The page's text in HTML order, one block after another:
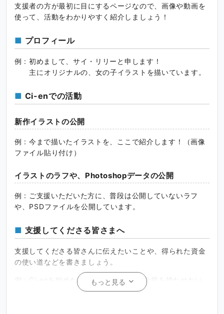
支援者の方が最初に目にするページなので、画像や動画を
使って、活動をわかりやすく紹介しましょう！
プロフィール
例 : 初めまして、サイ・リリーと申します！
主にオリジナルの、女の子イラストを描いています。
Ci-enでの活動
新作イラストの公開
例 : 今まで描いたイラストを、ここで紹介します！（画像
ファイル貼り付け）
イラストのラフや、Photoshopデータの公開
例 : ご支援いただいた方に、普段は公開していないラフ
や、PSDファイルを公開しています。
支援してくださる皆さまへ
支援してくださる皆さんに伝えたいことや、得られた資金
の使い道などを書きましょう。
例 : Ci-enを始めた理由は、創作時間に余裕を持たせたい
という思いと、モチベーションの維持のためです。ご興味
もっと見る